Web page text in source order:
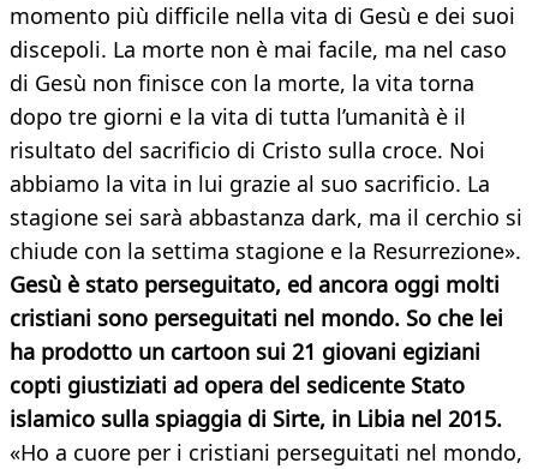
momento più difficile nella vita di Gesù e dei suoi
discepoli. La morte non è mai facile, ma nel caso
di Gesù non finisce con la morte, la vita torna
dopo tre giorni e la vita di tutta l’umanità è il
risultato del sacrificio di Cristo sulla croce. Noi
abbiamo la vita in lui grazie al suo sacrificio. La
stagione sei sarà abbastanza dark, ma il cerchio si
chiude con la settima stagione e la Resurrezione».
Gesù è stato perseguitato, ed ancora oggi molti
cristiani sono perseguitati nel mondo. So che lei
ha prodotto un cartoon sui 21 giovani egiziani
copti giustiziati ad opera del sedicente Stato
islamico sulla spiaggia di Sirte, in Libia nel 2015.
«Ho a cuore per i cristiani perseguitati nel mondo,